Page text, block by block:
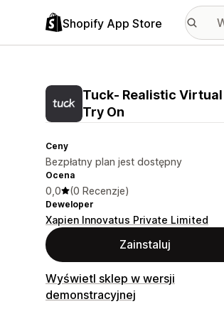
Shopify App Store
Tuck‑ Realistic Virtual
Try On
Ceny
Bezpłatny plan jest dostępny
Ocena
0,0 (0 Recenzje)
Deweloper
Xapien Innovatus Private Limited
Zainstaluj
Wyświetl sklep w wersji
demonstracyjnej